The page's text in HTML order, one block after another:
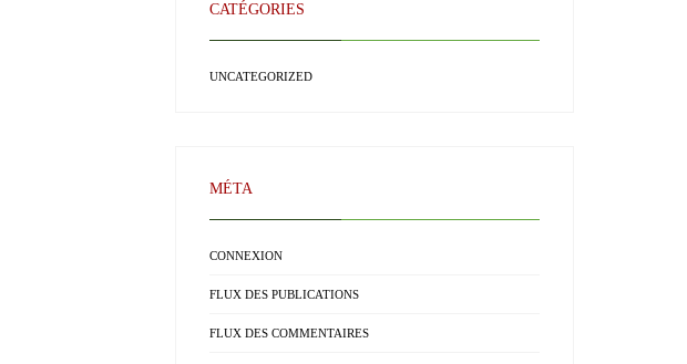
CATÉGORIES
UNCATEGORIZED
MÉTA
CONNEXION
FLUX DES PUBLICATIONS
FLUX DES COMMENTAIRES